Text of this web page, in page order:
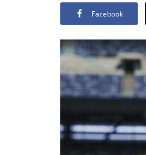
Facebook